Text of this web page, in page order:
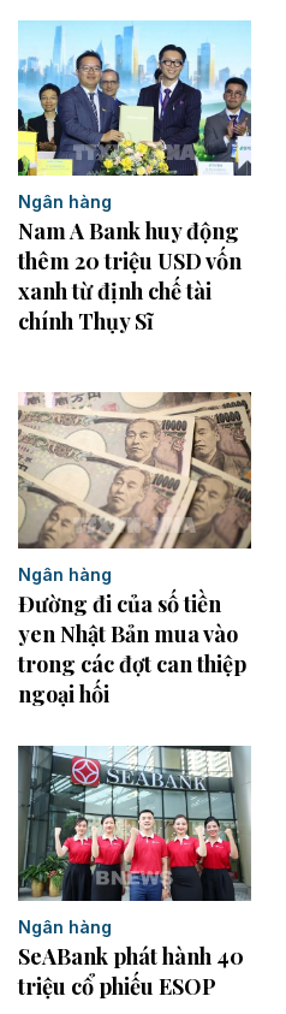
Ngân hàng
Nam A Bank huy động
thêm 20 triệu USD vốn
xanh từ định chế tài
chính Thụy Sĩ
Ngân hàng
Đường đi của số tiền
yen Nhật Bản mua vào
trong các đợt can thiệp
ngoại hối
Ngân hàng
SeABank phát hành 40
triệu cổ phiếu ESOP